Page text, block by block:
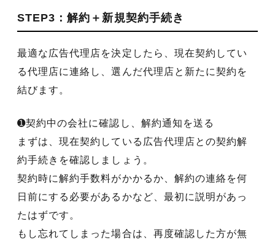
STEP3：解約＋新規契約手続き
最適な広告代理店を決定したら、現在契約してい
る代理店に連絡し、選んだ代理店と新たに契約を
結びます。
➊契約中の会社に確認し、解約通知を送る
まずは、現在契約している広告代理店との契約解
約手続きを確認しましょう。
契約時に解約手数料がかかるか、解約の連絡を何
日前にする必要があるかなど、最初に説明があっ
たはずです。
もし忘れてしまった場合は、再度確認した方が無